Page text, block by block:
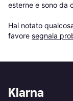
esterne e sono da
Hai notato
favore segnala
Klarna